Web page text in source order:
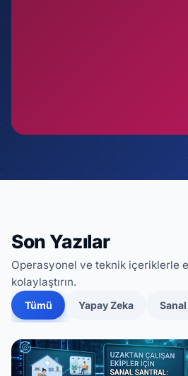
Son Yazılar
Operasyonel ve teknik içeriklerle
kolaylaştırın.
Tümü Yapay Zeka